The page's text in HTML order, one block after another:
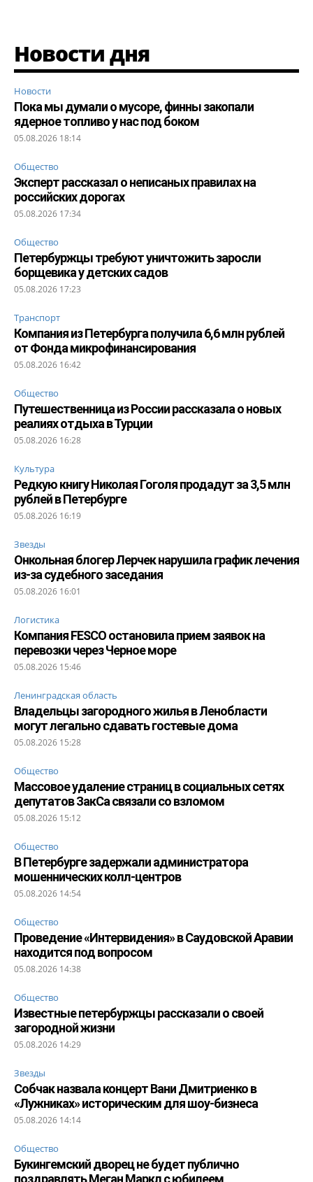
Новости дня
Новости
Пока мы думали о мусоре, финны закопали
ядерное топливо у нас под боком
05.08.2026 18:14
Общество
Эксперт рассказал о неписаных правилах на
российских дорогах
05.08.2026 17:34
Общество
Петербуржцы требуют уничтожить заросли
борщевика у детских садов
05.08.2026 17:23
Транспорт
Компания из Петербурга получила 6,6 млн рублей
от Фонда микрофинансирования
05.08.2026 16:42
Общество
Путешественница из России рассказала о новых
реалиях отдыха в Турции
05.08.2026 16:28
Культура
Редкую книгу Николая Гоголя продадут за 3,5 млн
рублей в Петербурге
05.08.2026 16:19
Звезды
Онкольная блогер Лерчек нарушила график лечения
из-за судебного заседания
05.08.2026 16:01
Логистика
Компания FESCO остановила прием заявок на
перевозки через Черное море
05.08.2026 15:46
Ленинградская область
Владельцы загородного жилья в Ленобласти
могут легально сдавать гостевые дома
05.08.2026 15:28
Общество
Массовое удаление страниц в социальных сетях
депутатов ЗакСа связали со взломом
05.08.2026 15:12
Общество
В Петербурге задержали администратора
мошеннических колл-центров
05.08.2026 14:54
Общество
Проведение «Интервидения» в Саудовской Аравии
находится под вопросом
05.08.2026 14:38
Общество
Известные петербуржцы рассказали о своей
загородной жизни
05.08.2026 14:29
Звезды
Собчак назвала концерт Вани Дмитриенко в
«Лужниках» историческим для шоу-бизнеса
05.08.2026 14:14
Общество
Букингемский дворец не будет публично
поздравлять Меган Маркл с юбилеем